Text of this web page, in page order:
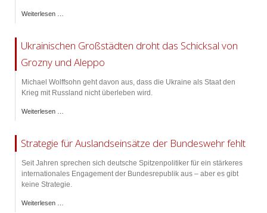
Weiterlesen …
Ukrainischen Großstädten droht das Schicksal von
Grozny und Aleppo
Michael Wolffsohn geht davon aus, dass die Ukraine als Staat den
Krieg mit Russland nicht überleben wird.
Weiterlesen …
Strategie für Auslandseinsätze der Bundeswehr fehlt
Seit Jahren sprechen sich deutsche Spitzenpolitiker für ein stärkeres
internationales Engagement der Bundesrepublik aus – aber es gibt
keine Strategie.
Weiterlesen …